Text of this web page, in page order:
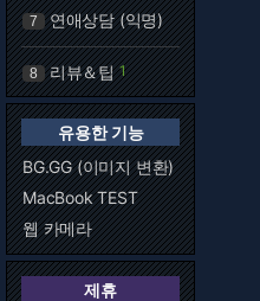
7 연애상담 (익명)
8 리뷰＆팁 1
유용한 기능
BG.GG (이미지 변환)
MacBook TEST
웹 카메라
제휴